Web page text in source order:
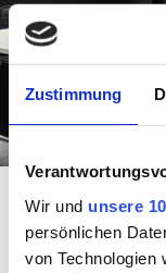
Zustimmung
Wir und unsere
persönlichen
von Technologien